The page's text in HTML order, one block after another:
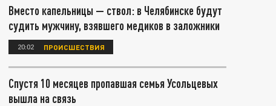
Вместо капельницы — ствол: в Челябинске будут
судить мужчину, взявшего медиков в заложники
20:02 ПРОИСШЕСТВИЯ
Спустя 10 месяцев пропавшая семья Усольцевых
вышла на связь